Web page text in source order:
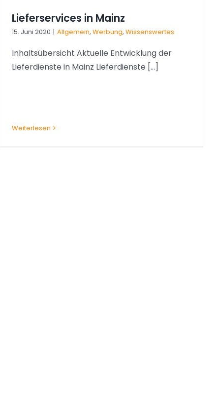
Lieferservices in Mainz
15. Juni 2020 | Allgemein, Werbung, Wissenswertes
Inhaltsübersicht Aktuelle Entwicklung der
Lieferdienste in Mainz Lieferdienste [...]
Weiterlesen